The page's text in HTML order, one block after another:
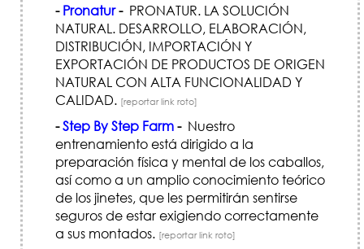
- Pronatur-PRONATUR. LA SOLUCIÓN
NATURAL. DESARROLLO, ELABORACIÓN,
DISTRIBUCIÓN, IMPORTACIÓN Y
EXPORTACIÓN DE PRODUCTOS DE ORIGEN
NATURAL CON ALTA FUNCIONALIDAD Y
CALIDAD. [reportar link roto]
-Step By Step Farm-Nuestro
entrenamiento está dirigido a la
preparación física y mental de los caballos,
así como a un amplio conocimiento teórico
de los jinetes, que les permitirán sentirse
seguros de estar exigiendo correctamente
a sus montados. [reportar link roto]